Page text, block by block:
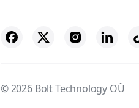
© 2026 Bolt Technology OÜ